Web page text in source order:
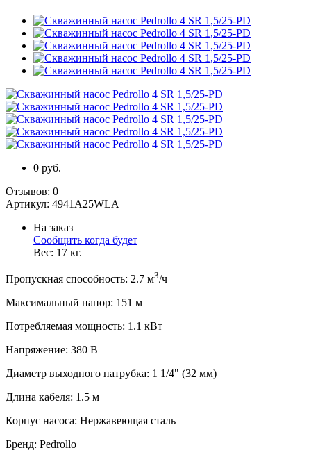
0 руб.
Отзывов: 0
Артикул: 4941A25WLA
На заказ
Сообщить когда будет
Вес: 17 кг.
Пропускная способность: 2.7 м3/ч
Максимальный напор: 151 м
Потребляемая мощность: 1.1 кВт
Напряжение: 380 В
Диаметр выходного патрубка: 1 1/4" (32 мм)
Длина кабеля: 1.5 м
Корпус насоса: Нержавеющая сталь
Бренд: Pedrollo